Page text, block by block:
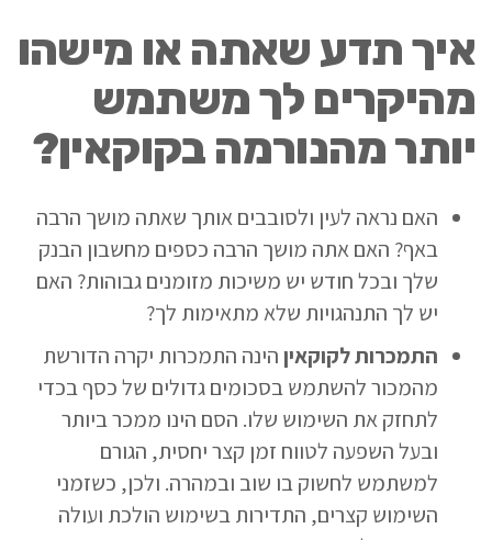
איך תדע שאתה או מישהו
מהיקרים לך משתמש
יותר מהנורמה בקוקאין?
האם נראה לעין ולסובבים אותך שאתה מושך הרבה
באף? האם אתה מושך הרבה כספים מחשבון הבנק
שלך ובכל חודש יש משיכות מזומנים גבוהות? האם
יש לך התנהגויות שלא מתאימות לך?
התמכרות לקוקאיןהינה התמכרות יקרה הדורשת
מהמכור להשתמש בסכומים גדולים של כסף בכדי
לתחזק את השימוש שלו. הסם הינו ממכר ביותר
ובעל השפעה לטווח זמן קצר יחסית, הגורם
למשתמש לחשוק בו שוב ובמהרה. ולכן, כשזמני
השימוש קצרים, התדירות בשימוש הולכת ועולה